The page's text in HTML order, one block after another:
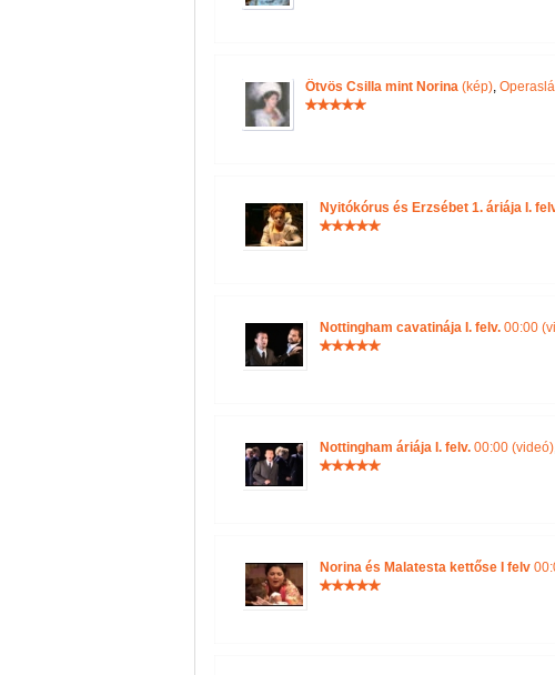
Ötvös Csilla mint Norina (kép),
Nyitókórus és Erzsébet 1. áriája I.
Nottingham cavatinája I. felv. 00:00
Nottingham áriája I. felv. 00:00 (videó)
Norina és Malatesta kettőse I felv